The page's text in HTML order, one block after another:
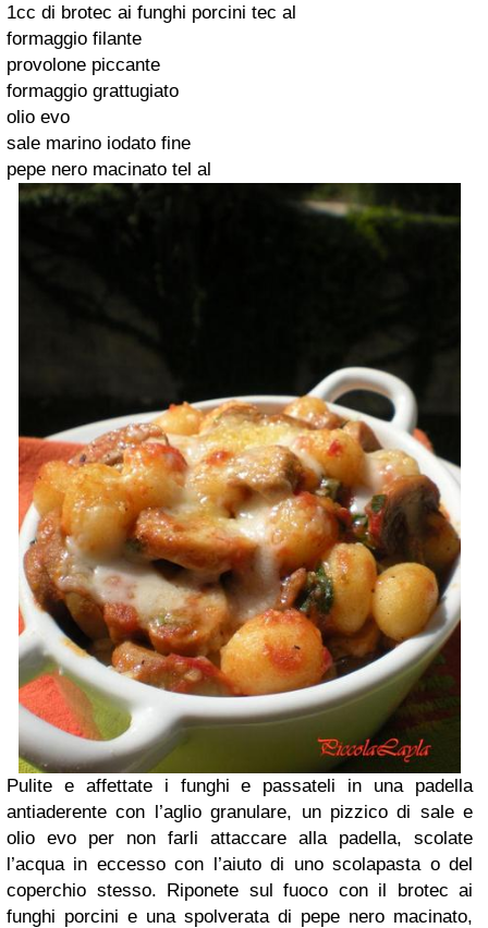
1cc di brotec ai funghi porcini tec al
formaggio filante
provolone piccante
formaggio grattugiato
olio evo
sale marino iodato fine
pepe nero macinato tel al
Pulite e affettate i funghi e passateli in una padella
antiaderente con l’aglio granulare, un pizzico di sale e
olio evo per non farli attaccare alla padella, scolate
l’acqua in eccesso con l’aiuto di uno scolapasta o del
coperchio stesso. Riponete sul fuoco con il brotec ai
funghi porcini e una spolverata di pepe nero macinato,